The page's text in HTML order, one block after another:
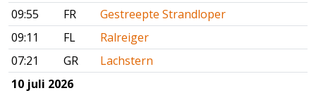
09:55
FR
Gestreepte Strandloper
09:11
FL
Ralreiger
07:21
GR
Lachstern
10 juli 2026